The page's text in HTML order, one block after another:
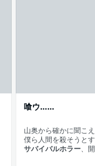
喰ウ……
山奥から確かに聞こ
僕ら人間を殺そうと
サバイバルホラー 、